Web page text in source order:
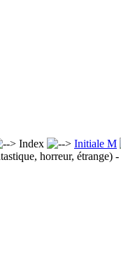
Index Initiale M
horreur, étrange) -